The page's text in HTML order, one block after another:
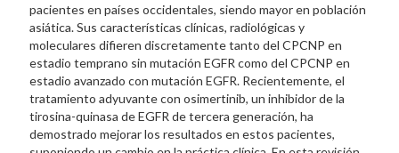
pacientes en países occidentales, siendo mayor en población
asiática. Sus características clínicas, radiológicas y
moleculares difieren discretamente tanto del CPCNP en
estadio temprano sin mutación EGFR como del CPCNP en
estadio avanzado con mutación EGFR. Recientemente, el
tratamiento adyuvante con osimertinib, un inhibidor de la
tirosina-quinasa de EGFR de tercera generación, ha
demostrado mejorar los resultados en estos pacientes,